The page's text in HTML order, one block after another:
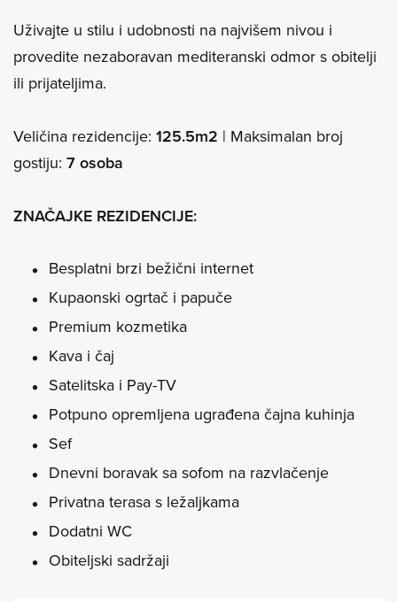
Uživajte u stilu i udobnosti na najvišem nivou i
provedite nezaboravan mediteranski odmor s obitelji
ili prijateljima.
Veličina rezidencije: 125.5m2 | Maksimalan broj
gostiju: 7 osoba
ZNAČAJKE REZIDENCIJE:
Besplatni brzi bežični internet
Kupaonski ogrtač i papuče
Premium kozmetika
Kava i čaj
Satelitska i Pay-TV
Potpuno opremljena ugrađena čajna kuhinja
Sef
Dnevni boravak sa sofom na razvlačenje
Privatna terasa s ležaljkama
Dodatni WC
Obiteljski sadržaji